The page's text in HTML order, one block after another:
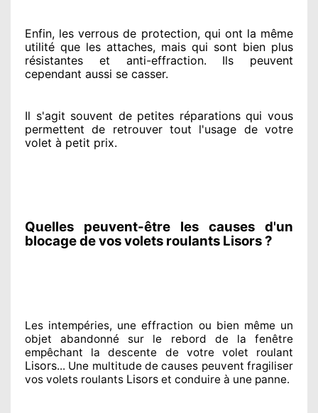
Enfin, les verrous de protection, qui ont la même
utilité que les attaches, mais qui sont bien plus
résistantes et anti-effraction. Ils peuvent
cependant aussi se casser.
Il s'agit souvent de petites réparations qui vous
permettent de retrouver tout l'usage de votre
volet à petit prix.
Quelles peuvent-être les causes d'un
blocage de vos volets roulants Lisors ?
Les intempéries, une effraction ou bien même un
objet abandonné sur le rebord de la fenêtre
empêchant la descente de votre volet roulant
Lisors... Une multitude de causes peuvent fragiliser
vos volets roulants Lisors et conduire à une panne.